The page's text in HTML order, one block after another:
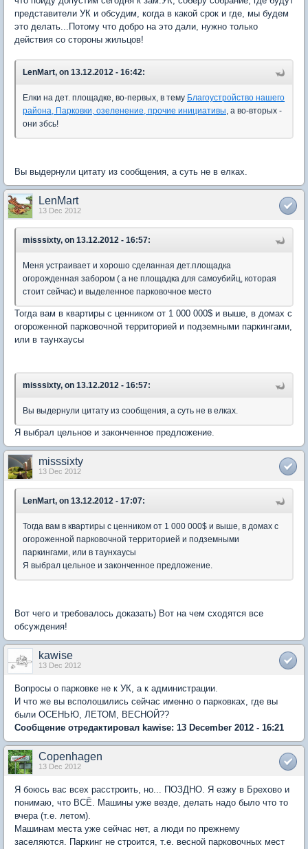
представители УК и обсудим, когда в какой срок и где, мы будем
это делать...Потому что добро на это дали, нужно только
действия со стороны жильцов!
LenMart, on 13.12.2012 - 16:42:
Елки на дет. площадке, во-первых, в тему Благоустройство нашего
района, Парковки, озеленение, прочие инициативы, а во-вторых -
они збсь!
Вы выдернули цитату из сообщения, а суть не в елках.
LenMart
13 Dec 2012
misssixty, on 13.12.2012 - 16:57:
Меня устраивает и хорошо сделанная дет.площадка
огорожденная забором ( а не площадка для самоубийц, которая
стоит сейчас) и выделенное парковочное место
Тогда вам в квартиры с ценником от 1 000 000$ и выше, в домах с
огороженной парковочной территорией и подземными паркингами,
или в таунхаусы
misssixty, on 13.12.2012 - 16:57:
Вы выдернули цитату из сообщения, а суть не в елках.
Я выбрал цельное и законченное предложение.
misssixty
13 Dec 2012
LenMart, on 13.12.2012 - 17:07:
Тогда вам в квартиры с ценником от 1 000 000$ и выше, в домах с
огороженной парковочной территорией и подземными
паркингами, или в таунхаусы
Я выбрал цельное и законченное предложение.
Вот чего и требовалось доказать) Вот на чем сходятся все
обсуждения!
kawise
13 Dec 2012
Вопросы о парковке не к УК, а к администрации.
И что же вы всполошились сейчас именно о парковках, где вы
были ОСЕНЬЮ, ЛЕТОМ, ВЕСНОЙ??
Сообщение отредактировал kawise: 13 December 2012 - 16:21
Copenhagen
13 Dec 2012
Я боюсь вас всех расстроить, но... ПОЗДНО. Я езжу в Брехово и
понимаю, что ВСЁ. Машины уже везде, делать надо было что то
вчера (т.е. летом).
Машинам места уже сейчас нет, а люди по прежнему
заселяются. Паркинг не строится, т.е. весной парковочных мест